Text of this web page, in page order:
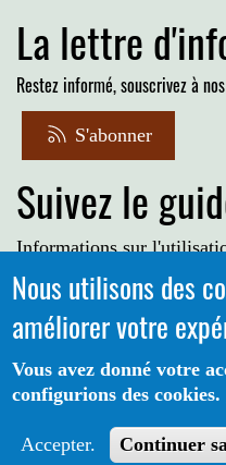
La lettre
Restez informé, souscrivez à
S'abonner
Suivez le
Informations sur
Voir le guide
Portail CoLibris® -
droits réservés -
Nous utilisons des
améliorer votre
Vous avez donné votre
configurions des cookies.
Accepter. Continuer